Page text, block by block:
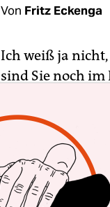
Von Fritz Eckenga
Ich weiß ja nicht,
sind Sie noch im
Ruhe bewahren.
sicheren Seite.
Und sollte bei
schreien, immer